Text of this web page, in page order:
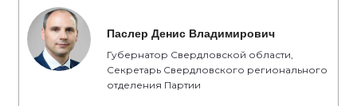
Паслер Денис Владимирович
Губернатор Свердловской области,
Секретарь Свердловского регионального
отделения Партии